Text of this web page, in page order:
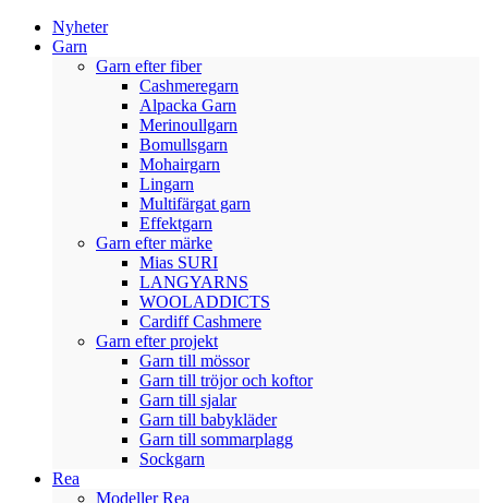
Nyheter
Garn
Garn efter fiber
Cashmeregarn
Alpacka Garn
Merinoullgarn
Bomullsgarn
Mohairgarn
Lingarn
Multifärgat garn
Effektgarn
Garn efter märke
Mias SURI
LANGYARNS
WOOLADDICTS
Cardiff Cashmere
Garn efter projekt
Garn till mössor
Garn till tröjor och koftor
Garn till sjalar
Garn till babykläder
Garn till sommarplagg
Sockgarn
Rea
Modeller Rea